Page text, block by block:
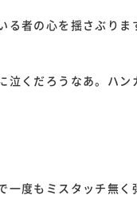
者の心を揺さぶり
くだろうなあ。ハン
一度もミスタッチ無